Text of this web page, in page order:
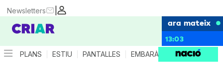
|
Newsletters
ara mateix
13:03
PLANS ESTIU PANTALLES EMBARÀS CRIANÇA